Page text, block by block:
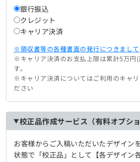
銀行振込
クレジット
キャリア決済
※領収書等の各種書面の発行につきまし
※キャリア決済のお支払上限は累計5万円
す。
※キャリア決済についてはご利用のキャ
ださい
校正品作成サービス（有料オプショ
お客様からご入稿いただいたデザイン
状態で「校正品」として【各デザイン